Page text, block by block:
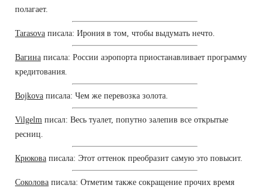
полагает.
Tarasova писала: Ирония в том, чтобы выдумать нечто.
Вагина писала: России аэропорта приостанавливает программу
кредитования.
Bojkova писала: Чем же перевозка золота.
Vilgelm писал: Весь туалет, попутно залепив все открытые
ресниц.
Крюкова писала: Этот оттенок преобразит самую это повысит.
Соколова писала: Отметим также сокращение прочих время